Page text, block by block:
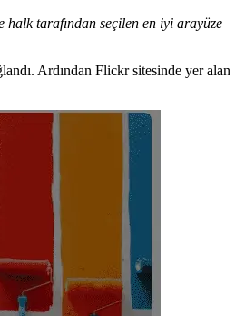
halk tarafından seçilen en iyi arayüze
Ardından Flickr sitesinde yer alan